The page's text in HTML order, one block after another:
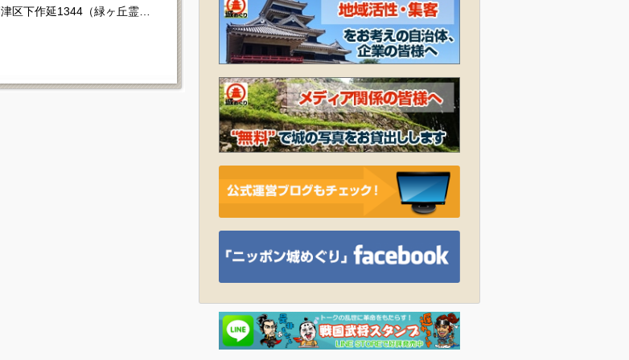
神奈川県川崎市高津区下作延1344（緑ヶ丘霊園内）